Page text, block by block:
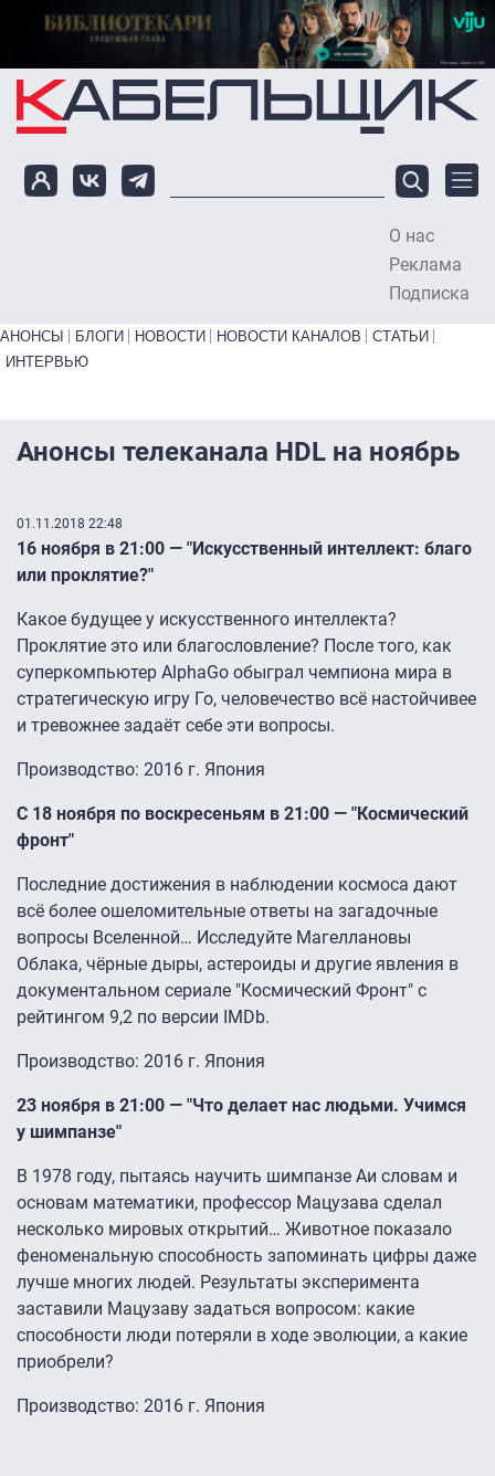
Перейти к основному содержанию
О нас
Реклама
Подписка
Primary links bottom
АНОНСЫ БЛОГИ НОВОСТИ НОВОСТИ КАНАЛОВ
СТАТЬИ
ИНТЕРВЬЮ
Анонсы телеканала HDL на ноябрь
01.11.2018 22:48
16 ноября в 21:00 — "Искусственный интеллект: благо
или проклятие?"
Какое будущее у искусственного интеллекта?
Проклятие это или благословление? После того, как
суперкомпьютер AlphaGo обыграл чемпиона мира в
стратегическую игру Го, человечество всё настойчивее
и тревожнее задаёт себе эти вопросы.
Производство: 2016 г. Япония
С 18 ноября по воскресеньям в 21:00 — "Космический
фронт"
Последние достижения в наблюдении космоса дают
всё более ошеломительные ответы на загадочные
вопросы Вселенной… Исследуйте Магеллановы
Облака, чёрные дыры, астероиды и другие явления в
документальном сериале "Космический Фронт" с
рейтингом 9,2 по версии IMDb.
Производство: 2016 г. Япония
23 ноября в 21:00 — "Что делает нас людьми. Учимся
у шимпанзе"
В 1978 году, пытаясь научить шимпанзе Аи словам и
основам математики, профессор Мацузава сделал
несколько мировых открытий… Животное показало
феноменальную способность запоминать цифры даже
лучше многих людей. Результаты эксперимента
заставили Мацузаву задаться вопросом: какие
способности люди потеряли в ходе эволюции, а какие
приобрели?
Производство: 2016 г. Япония